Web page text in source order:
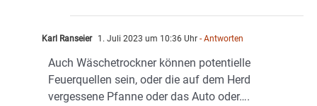
Karl Ranseier 1. Juli 2023 um 10:36 Uhr - Antworten
Auch Wäschetrockner können potentielle
Feuerquellen sein, oder die auf dem Herd
vergessene Pfanne oder das Auto oder….